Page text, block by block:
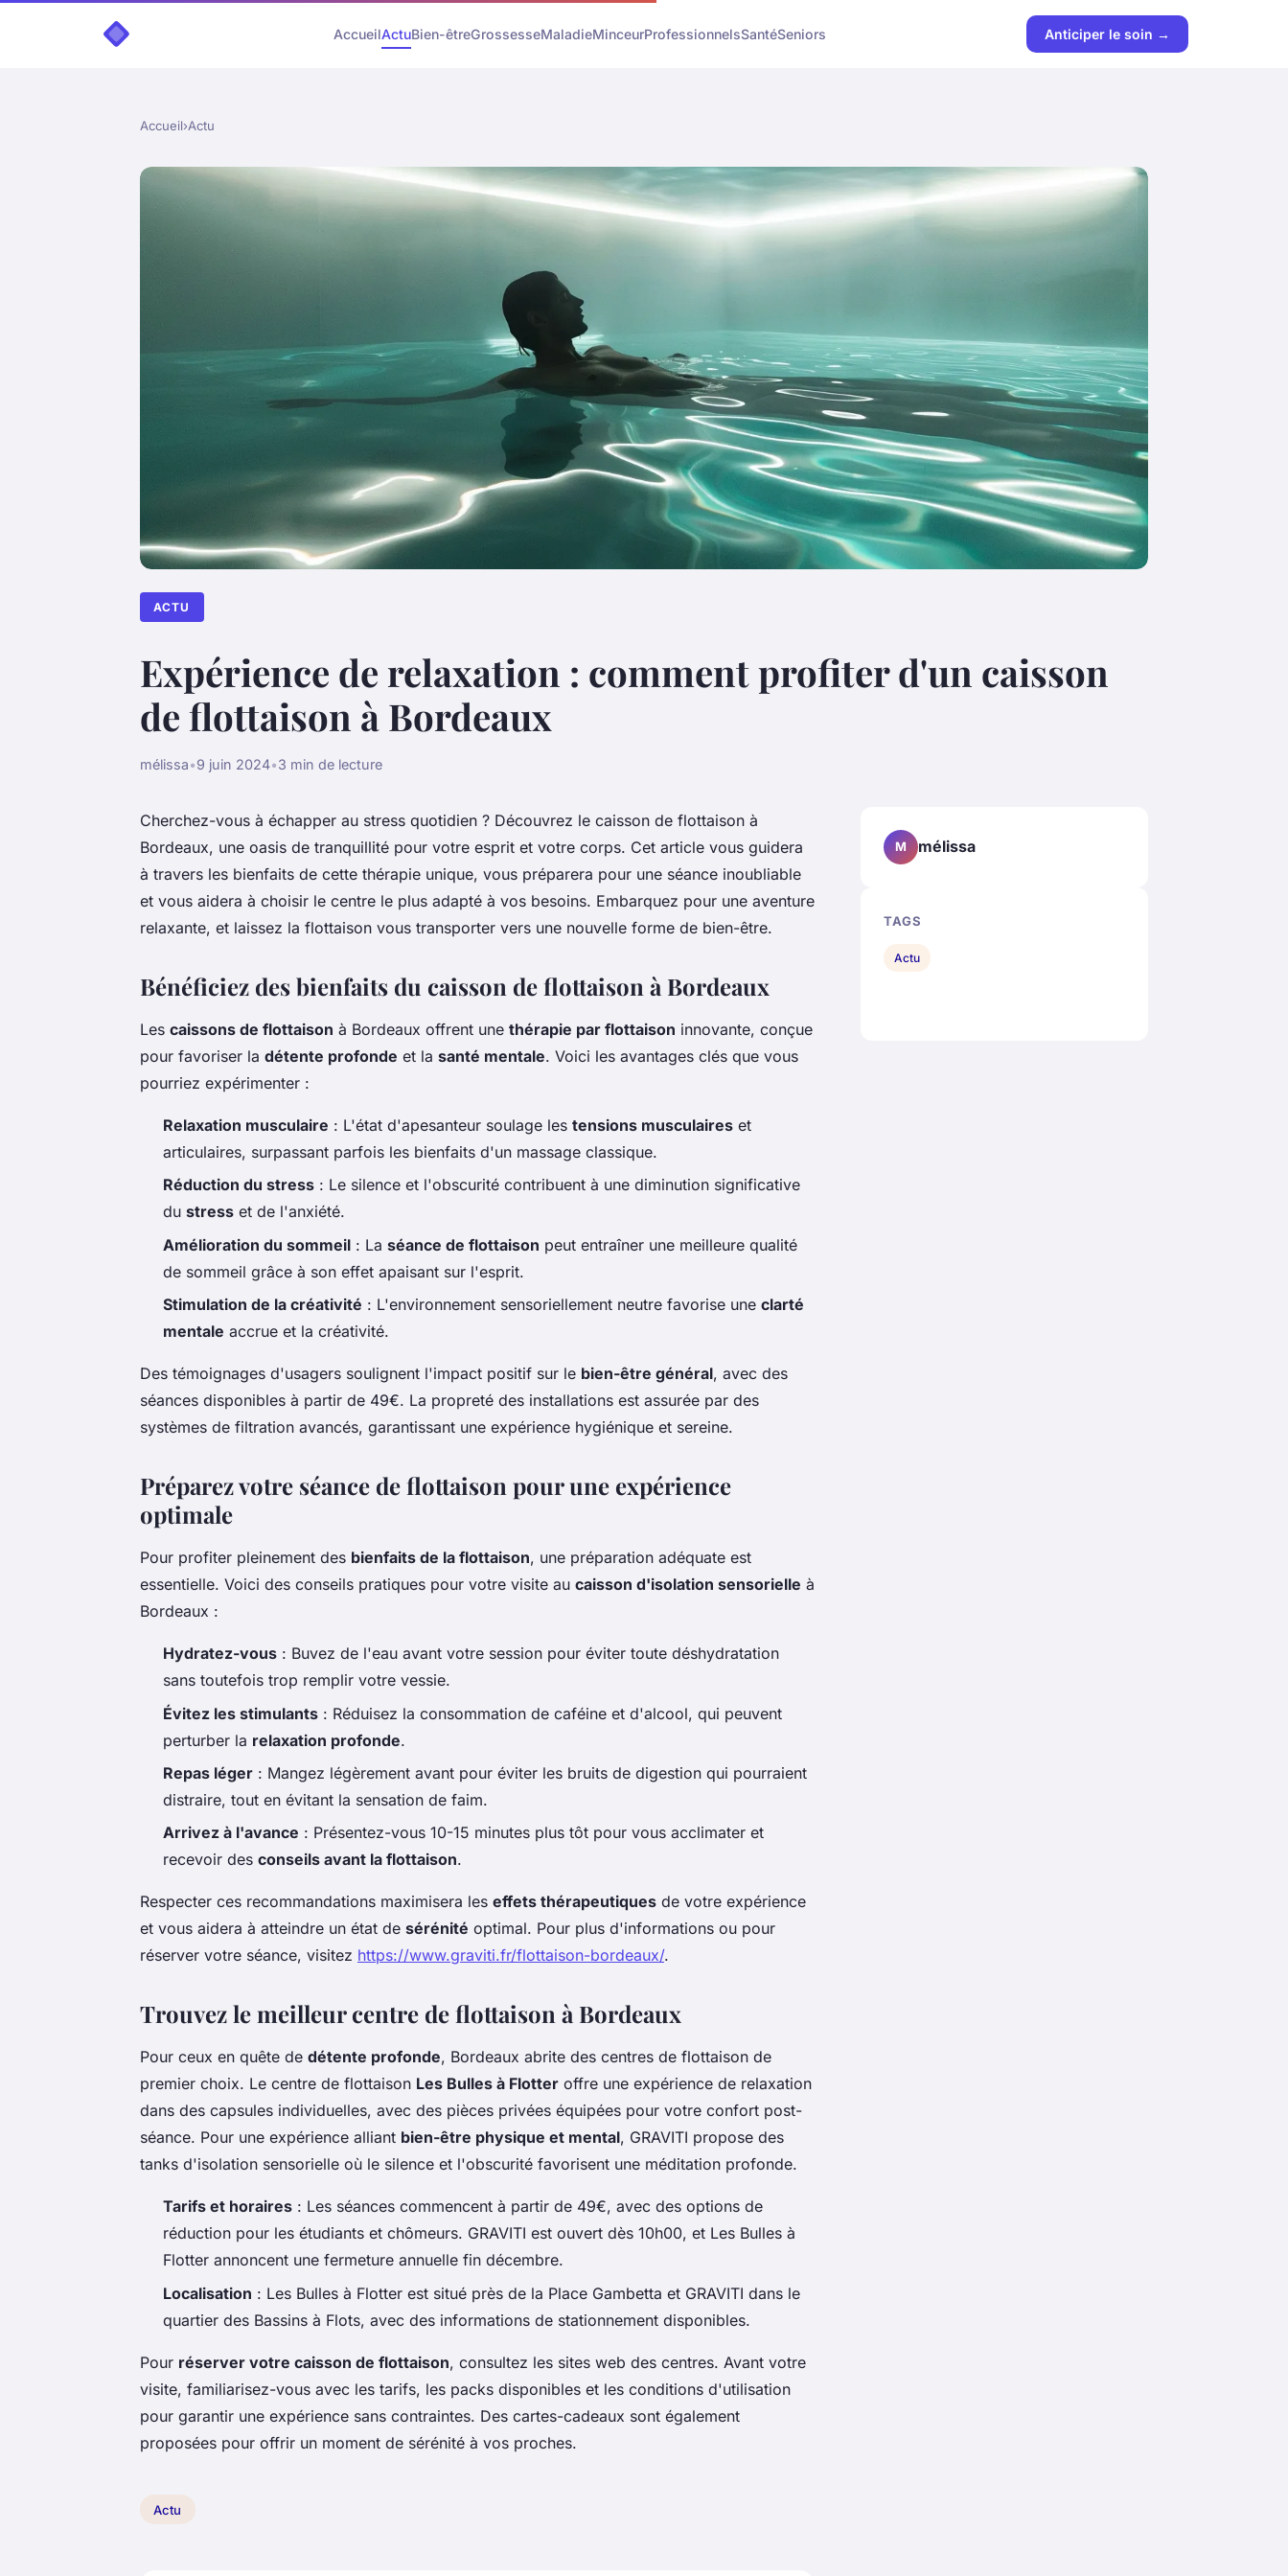
AccueilActuBien-êtreGrossesseMaladieMinceurProfessionnelsSantéSeniors Anticiper le soin →
Accueil›Actu
ACTU
Expérience de relaxation : comment profiter d'un caisson
de flottaison à Bordeaux
mélissa•9 juin 2024•3 min de lecture
Cherchez-vous à échapper au stress quotidien ? Découvrez le caisson de flottaison à
Bordeaux, une oasis de tranquillité pour votre esprit et votre corps. Cet article vous guidera
à travers les bienfaits de cette thérapie unique, vous préparera pour une séance inoubliable
et vous aidera à choisir le centre le plus adapté à vos besoins. Embarquez pour une aventure
relaxante, et laissez la flottaison vous transporter vers une nouvelle forme de bien-être.
Bénéficiez des bienfaits du caisson de flottaison à Bordeaux
Les caissons de flottaison à Bordeaux offrent une thérapie par flottaison innovante, conçue
pour favoriser la détente profonde et la santé mentale. Voici les avantages clés que vous
pourriez expérimenter :
Relaxation musculaire : L'état d'apesanteur soulage les tensions musculaires et
articulaires, surpassant parfois les bienfaits d'un massage classique.
Réduction du stress : Le silence et l'obscurité contribuent à une diminution significative
du stress et de l'anxiété.
Amélioration du sommeil : La séance de flottaison peut entraîner une meilleure qualité
de sommeil grâce à son effet apaisant sur l'esprit.
Stimulation de la créativité : L'environnement sensoriellement neutre favorise une clarté
mentale accrue et la créativité.
Des témoignages d'usagers soulignent l'impact positif sur le bien-être général, avec des
séances disponibles à partir de 49€. La propreté des installations est assurée par des
systèmes de filtration avancés, garantissant une expérience hygiénique et sereine.
Préparez votre séance de flottaison pour une expérience
optimale
Pour profiter pleinement des bienfaits de la flottaison, une préparation adéquate est
essentielle. Voici des conseils pratiques pour votre visite au caisson d'isolation sensorielle à
Bordeaux :
Hydratez-vous : Buvez de l'eau avant votre session pour éviter toute déshydratation
sans toutefois trop remplir votre vessie.
Évitez les stimulants : Réduisez la consommation de caféine et d'alcool, qui peuvent
perturber la relaxation profonde.
Repas léger : Mangez légèrement avant pour éviter les bruits de digestion qui pourraient
distraire, tout en évitant la sensation de faim.
Arrivez à l'avance : Présentez-vous 10-15 minutes plus tôt pour vous acclimater et
recevoir des conseils avant la flottaison.
Respecter ces recommandations maximisera les effets thérapeutiques de votre expérience
et vous aidera à atteindre un état de sérénité optimal. Pour plus d'informations ou pour
réserver votre séance, visitez https://www.graviti.fr/flottaison-bordeaux/.
Trouvez le meilleur centre de flottaison à Bordeaux
Pour ceux en quête de détente profonde, Bordeaux abrite des centres de flottaison de
premier choix. Le centre de flottaison Les Bulles à Flotter offre une expérience de relaxation
dans des capsules individuelles, avec des pièces privées équipées pour votre confort post-
séance. Pour une expérience alliant bien-être physique et mental, GRAVITI propose des
tanks d'isolation sensorielle où le silence et l'obscurité favorisent une méditation profonde.
Tarifs et horaires : Les séances commencent à partir de 49€, avec des options de
réduction pour les étudiants et chômeurs. GRAVITI est ouvert dès 10h00, et Les Bulles à
Flotter annoncent une fermeture annuelle fin décembre.
Localisation : Les Bulles à Flotter est situé près de la Place Gambetta et GRAVITI dans le
quartier des Bassins à Flots, avec des informations de stationnement disponibles.
Pour réserver votre caisson de flottaison, consultez les sites web des centres. Avant votre
visite, familiarisez-vous avec les tarifs, les packs disponibles et les conditions d'utilisation
pour garantir une expérience sans contraintes. Des cartes-cadeaux sont également
proposées pour offrir un moment de sérénité à vos proches.
Actu
M mélissa
TAGS
Actu